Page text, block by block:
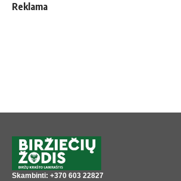
Reklama
Skambinti: +370 603 22827